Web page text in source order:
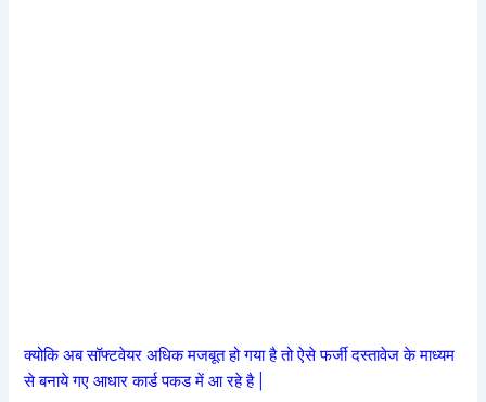
क्योकि अब सॉफ्टवेयर अधिक मजबूत हो गया है तो ऐसे फर्जी दस्तावेज के माध्यम
से बनाये गए आधार कार्ड पकड में आ रहे है |